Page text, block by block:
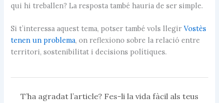
qui hi treballen? La resposta també hauria de ser simple.
Si t’interessa aquest tema, potser també vols llegirVostès
tenen un problema, on reflexiono sobre la relació entre
territori, sostenibilitat i decisions polítiques.
T’ha agradat l’article? Fes-li la vida fàcil als teus